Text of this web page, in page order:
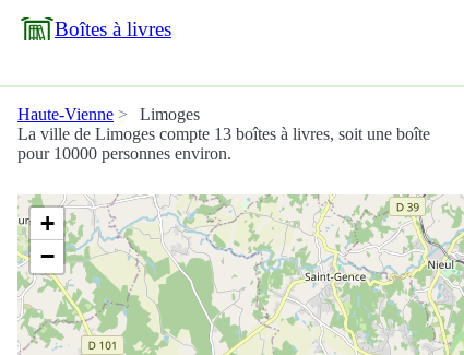
Boîtes à livres
Haute-Vienne
Limoges
La ville de Limoges compte 13 boîtes à livres, soit une boîte
pour 10000 personnes environ.
+
−